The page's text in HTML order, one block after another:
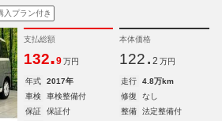
入プラン付き
支払総額
132.9 万円
本体価格
122. 2 万円
年式 2017年 走行
4.8万km
車検
車検整備付 修復
なし
保証
保証付 整備
法定整備付